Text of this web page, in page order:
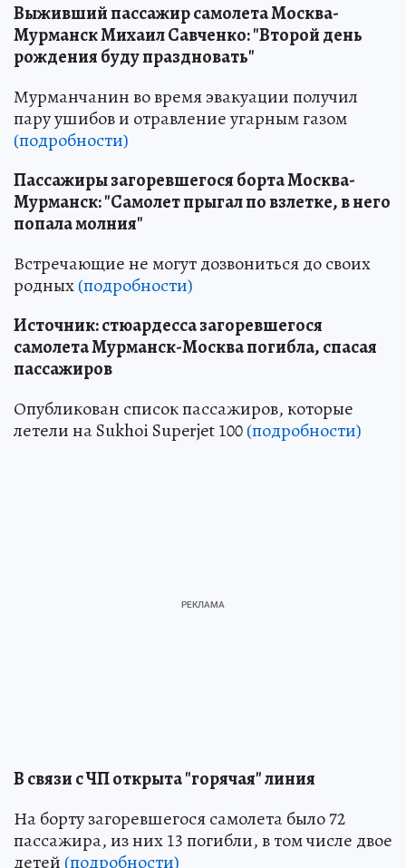
Выживший пассажир самолета Москва-
Мурманск Михаил Савченко: "Второй день
рождения буду праздновать"
Мурманчанин во время эвакуации получил
пару ушибов и отравление угарным газом
(подробности)
Пассажиры загоревшегося борта Москва-
Мурманск: "Самолет прыгал по взлетке, в него
попала молния"
Встречающие не могут дозвониться до своих
родных(подробности)
Источник: стюардесса загоревшегося
самолета Мурманск-Москва погибла, спасая
пассажиров
Опубликован список пассажиров, которые
летели на Sukhoi Superjet 100(подробности)
В связи с ЧП открыта "горячая" линия
На борту загоревшегося самолета было 72
пассажира, из них 13 погибли, в том числе двое
детей (подробности)